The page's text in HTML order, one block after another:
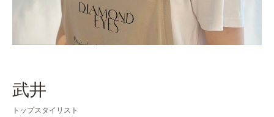
武井
トップスタイリスト